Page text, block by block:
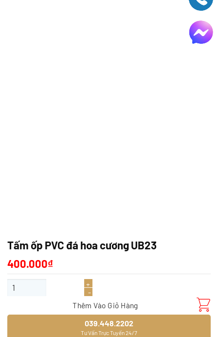
Tấm ốp PVC đá hoa cương UB23
400.000₫
Tấm ốp PVC đá hoa cương UB23 số lượng
Thêm Vào Giỏ Hàng
039.448.2202
Tư Vấn Trực Tuyến 24/7